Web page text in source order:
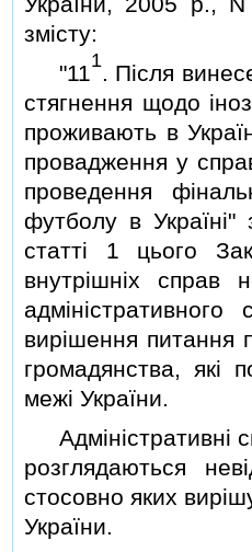
змiсту:
"111. Пiсля
стягнення щодо
проживають в
провадження у
проведення
футболу в Українi"
статтi 1 цього
внутрiшнiх справ
вирiшення питання
громадянства, якi
межi України.
Адмiнiстративнi
розглядаються
стосовно яких
України.